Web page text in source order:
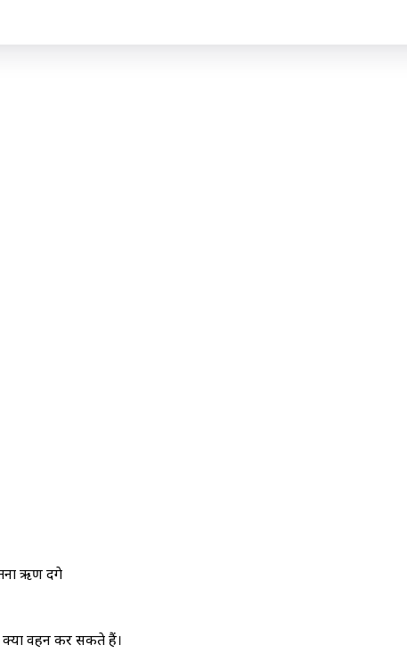
ऋण देंगे
क्या वहन कर सकते हैं।